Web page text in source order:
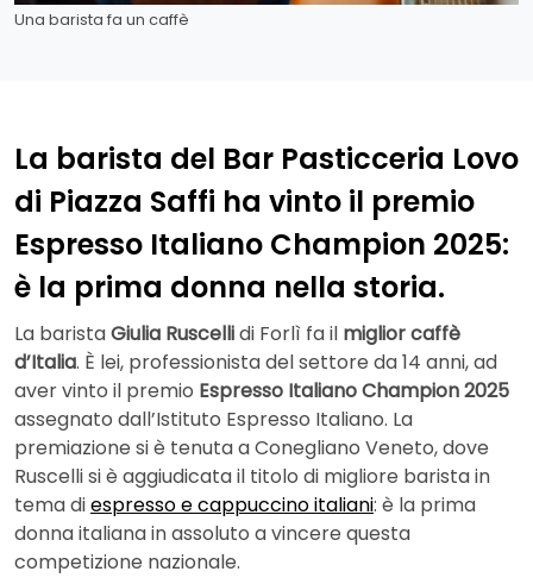
Una barista fa un caffè
La barista del Bar Pasticceria Lovo
di Piazza Saffi ha vinto il premio
Espresso Italiano Champion 2025:
è la prima donna nella storia.
La baristaGiulia Ruscellidi Forlì fa il miglior caffè
d’Italia. È lei, professionista del settore da 14 anni, ad
aver vinto il premio Espresso Italiano Champion 2025
assegnato dall’Istituto Espresso Italiano. La
premiazione si è tenuta a Conegliano Veneto, dove
Ruscelli si è aggiudicata il titolo di migliore barista in
tema diespresso e cappuccino italiani: è la prima
donna italiana in assoluto a vincere questa
competizione nazionale.